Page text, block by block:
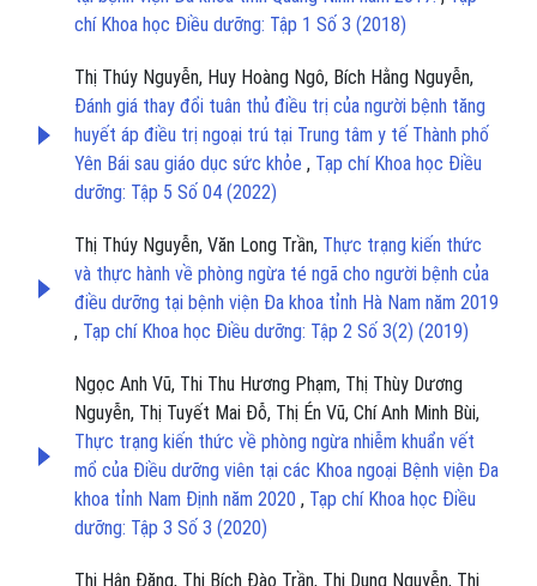
chí Khoa học Điều dưỡng: Tập 1 Số 3 (2018)
Thị Thúy Nguyễn, Huy Hoàng Ngô, Bích Hằng Nguyễn,
Đánh giá thay đổi tuân thủ điều trị của người bệnh tăng
huyết áp điều trị ngoại trú tại Trung tâm y tế Thành phố
Yên Bái sau giáo dục sức khỏe , Tạp chí Khoa học Điều
dưỡng: Tập 5 Số 04 (2022)
Thị Thúy Nguyễn, Văn Long Trần, Thực trạng kiến thức
và thực hành về phòng ngừa té ngã cho người bệnh của
điều dưỡng tại bệnh viện Đa khoa tỉnh Hà Nam năm 2019
, Tạp chí Khoa học Điều dưỡng: Tập 2 Số 3(2) (2019)
Ngọc Anh Vũ, Thi Thu Hương Phạm, Thị Thùy Dương
Nguyễn, Thị Tuyết Mai Đỗ, Thị Én Vũ, Chí Anh Minh Bùi,
Thực trạng kiến thức về phòng ngừa nhiễm khuẩn vết
mổ của Điều dưỡng viên tại các Khoa ngoại Bệnh viện Đa
khoa tỉnh Nam Định năm 2020 , Tạp chí Khoa học Điều
dưỡng: Tập 3 Số 3 (2020)
Thị Hân Đặng, Thị Bích Đào Trần, Thị Dung Nguyễn, Thị